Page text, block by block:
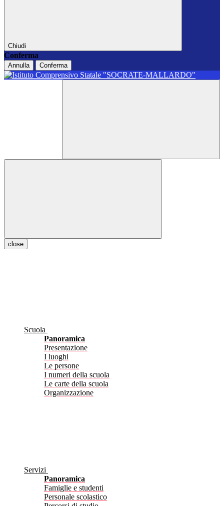
Chiudi
Conferma
Annulla Conferma
close
Scuola
Panoramica
Presentazione
I luoghi
Le persone
I numeri della scuola
Le carte della scuola
Organizzazione
Servizi
Panoramica
Famiglie e studenti
Personale scolastico